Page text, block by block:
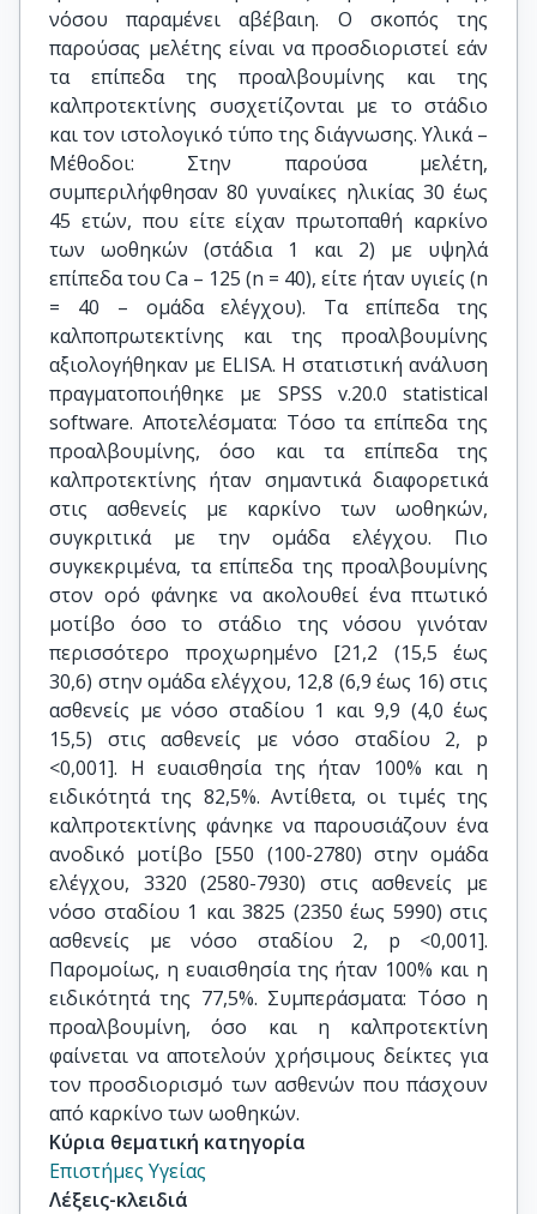
νόσου παραμένει αβέβαιη. Ο σκοπός της
παρούσας μελέτης είναι να προσδιοριστεί εάν
τα επίπεδα της προαλβουμίνης και της
καλπροτεκτίνης συσχετίζονται με το στάδιο
και τον ιστολογικό τύπο της διάγνωσης. Υλικά –
Μέθοδοι: Στην παρούσα μελέτη,
συμπεριλήφθησαν 80 γυναίκες ηλικίας 30 έως
45 ετών, που είτε είχαν πρωτοπαθή καρκίνο
των ωοθηκών (στάδια 1 και 2) με υψηλά
επίπεδα του Ca – 125 (n = 40), είτε ήταν υγιείς (n
= 40 – ομάδα ελέγχου). Τα επίπεδα της
καλποπρωτεκτίνης και της προαλβουμίνης
αξιολογήθηκαν με ELISA. Η στατιστική ανάλυση
πραγματοποιήθηκε με SPSS v.20.0 statistical
software. Αποτελέσματα: Τόσο τα επίπεδα της
προαλβουμίνης, όσο και τα επίπεδα της
καλπροτεκτίνης ήταν σημαντικά διαφορετικά
στις ασθενείς με καρκίνο των ωοθηκών,
συγκριτικά με την ομάδα ελέγχου. Πιο
συγκεκριμένα, τα επίπεδα της προαλβουμίνης
στον ορό φάνηκε να ακολουθεί ένα πτωτικό
μοτίβο όσο το στάδιο της νόσου γινόταν
περισσότερο προχωρημένο [21,2 (15,5 έως
30,6) στην ομάδα ελέγχου, 12,8 (6,9 έως 16) στις
ασθενείς με νόσο σταδίου 1 και 9,9 (4,0 έως
15,5) στις ασθενείς με νόσο σταδίου 2, p
<0,001]. Η ευαισθησία της ήταν 100% και η
ειδικότητά της 82,5%. Αντίθετα, οι τιμές της
καλπροτεκτίνης φάνηκε να παρουσιάζουν ένα
ανοδικό μοτίβο [550 (100-2780) στην ομάδα
ελέγχου, 3320 (2580-7930) στις ασθενείς με
νόσο σταδίου 1 και 3825 (2350 έως 5990) στις
ασθενείς με νόσο σταδίου 2, p <0,001].
Παρομοίως, η ευαισθησία της ήταν 100% και η
ειδικότητά της 77,5%. Συμπεράσματα: Τόσο η
προαλβουμίνη, όσο και η καλπροτεκτίνη
φαίνεται να αποτελούν χρήσιμους δείκτες για
τον προσδιορισμό των ασθενών που πάσχουν
από καρκίνο των ωοθηκών.
Κύρια θεματική κατηγορία
Επιστήμες Υγείας
Λέξεις-κλειδιά